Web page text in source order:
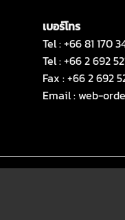
เบอร์โทร
Tel : +66 81 170
Tel : +66 2 692
Fax : +66 2 692
Email :web-